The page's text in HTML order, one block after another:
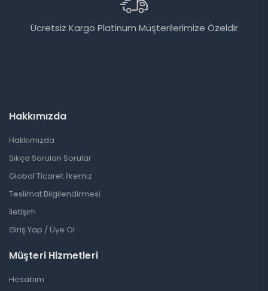
Ücretsiz Kargo Platinum Müşterilerimize Özeldir
Hakkımızda
Hakkımızda
Sıkça Sorulan Sorular
Global Ticaret İlkemiz
Teslimat Bilgilendirmesi
İletişim
Giriş Yap / Üye Ol
Müşteri Hizmetleri
Hesabım